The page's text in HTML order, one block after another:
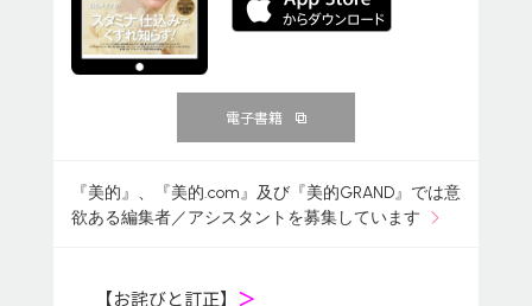
電子書籍
『美的』、『美的.com』及び『美的GRAND』では意
欲ある編集者／アシスタントを募集しています
【お詫びと訂正】 ＞